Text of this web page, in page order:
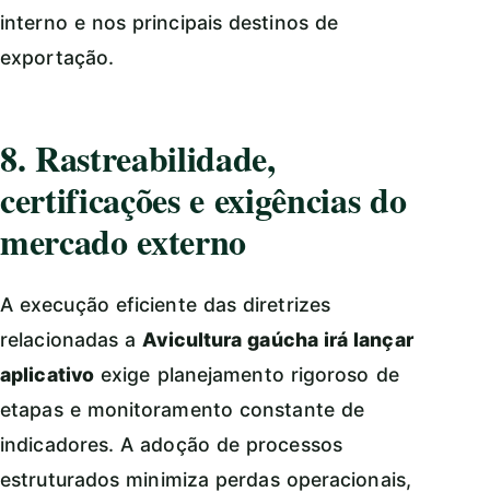
interno e nos principais destinos de
exportação.
8. Rastreabilidade,
certificações e exigências do
mercado externo
A execução eficiente das diretrizes
relacionadas a Avicultura gaúcha irá lançar
aplicativo exige planejamento rigoroso de
etapas e monitoramento constante de
indicadores. A adoção de processos
estruturados minimiza perdas operacionais,